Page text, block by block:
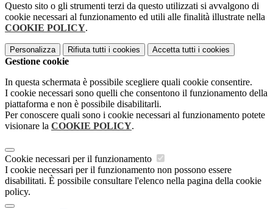
Questo sito o gli strumenti terzi da questo utilizzati si avvalgono di
cookie necessari al funzionamento ed utili alle finalità illustrate nella
COOKIE POLICY.
Personalizza Rifiuta tutti i cookies Accetta tutti i cookies
Gestione cookie
In questa schermata è possibile scegliere quali cookie consentire.
I cookie necessari sono quelli che consentono il funzionamento della
piattaforma e non è possibile disabilitarli.
Per conoscere quali sono i cookie necessari al funzionamento potete
visionare la COOKIE POLICY.
Cookie necessari per il funzionamento
I cookie necessari per il funzionamento non possono essere
disabilitati. È possibile consultare l'elenco nella pagina della cookie
policy.